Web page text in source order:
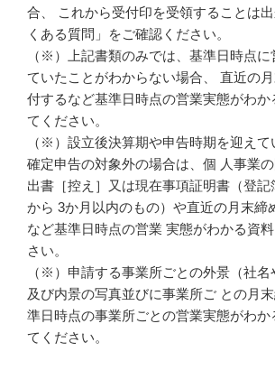
合、 これから受付印を受領することは
くある質問」をご確認ください。
（※）上記書類のみでは、基準日時点に
ていたことがわからない場合、 直近の
付するなど基準日時点の営業実態がわか
てください。
（※）設立後決算期や申告時期を迎えて
確定申告の対象外の場合は、個 人事業
出書［控え］又は現在事項証明書（登記
から 3か月以内のもの）や直近の月末締
など基準日時点の営業 実態がわかる資
さい。
（※）申請する事業所ごとの外景（社名
及び内景の写真並びに事業所ご との月
準日時点の事業所ごとの営業実態がわか
てください。